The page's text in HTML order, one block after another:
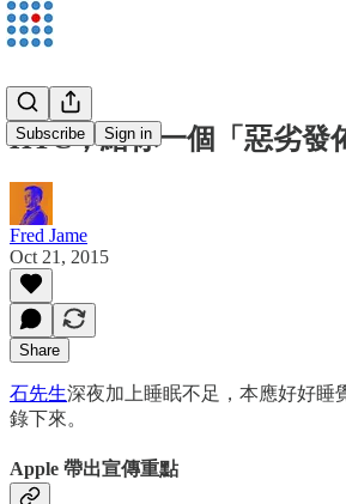
Subscribe Sign in
HTC，給你一個「惡劣發
Fred Jame
Oct 21, 2015
Share
石先生深夜加上睡眠不足，本應好好睡
錄下來。
Apple 帶出宣傳重點